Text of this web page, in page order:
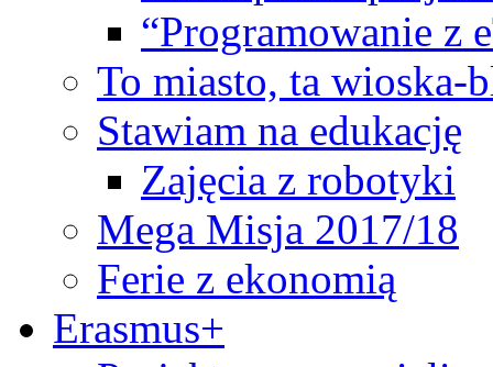
“Programowanie z
To miasto, ta wioska-
Stawiam na edukację
Zajęcia z robotyki
Mega Misja 2017/18
Ferie z ekonomią
Erasmus+